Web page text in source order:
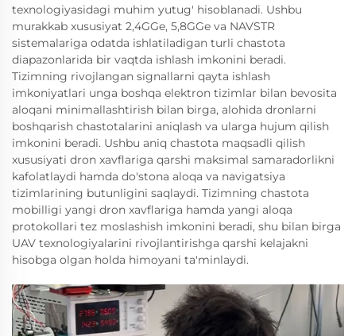
texnologiyasidagi muhim yutug' hisoblanadi. Ushbu
murakkab xususiyat 2,4GGe, 5,8GGe va NAVSTR
sistemalariga odatda ishlatiladigan turli chastota
diapazonlarida bir vaqtda ishlash imkonini beradi.
Tizimning rivojlangan signallarni qayta ishlash
imkoniyatlari unga boshqa elektron tizimlar bilan bevosita
aloqani minimallashtirish bilan birga, alohida dronlarni
boshqarish chastotalarini aniqlash va ularga hujum qilish
imkonini beradi. Ushbu aniq chastota maqsadli qilish
xususiyati dron xavflariga qarshi maksimal samaradorlikni
kafolatlaydi hamda do'stona aloqa va navigatsiya
tizimlarining butunligini saqlaydi. Tizimning chastota
mobilligi yangi dron xavflariga hamda yangi aloqa
protokollari tez moslashish imkonini beradi, shu bilan birga
UAV texnologiyalarini rivojlantirishga qarshi kelajakni
hisobga olgan holda himoyani ta'minlaydi.